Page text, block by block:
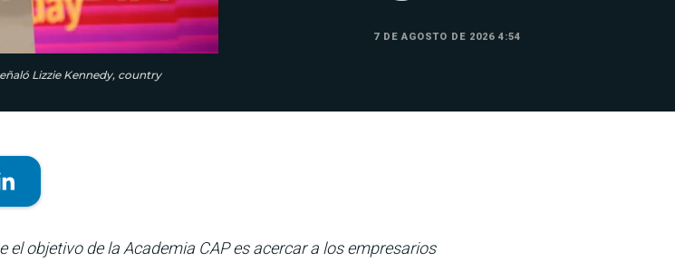
Lizzie Kennedy, country
7 DE AGOSTO DE 2026 4:54
objetivo de la Academia CAP es acercar a los empresarios